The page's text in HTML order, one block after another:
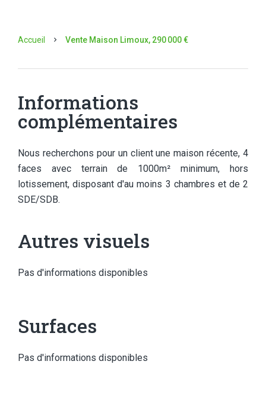
Accueil Vente Maison Limoux, 290 000 €
Informations
complémentaires
Nous recherchons pour un client une maison récente, 4
faces avec terrain de 1000m² minimum, hors
lotissement, disposant d'au moins 3 chambres et de 2
SDE/SDB.
Autres visuels
Pas d'informations disponibles
Surfaces
Pas d'informations disponibles